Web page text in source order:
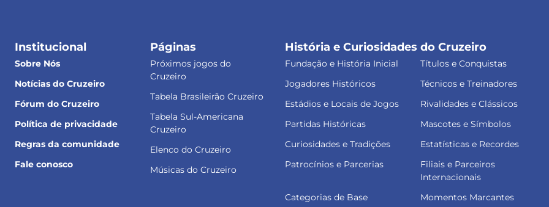
Institucional
Sobre Nós
Notícias do Cruzeiro
Fórum do Cruzeiro
Política de privacidade
Regras da comunidade
Fale conosco
Páginas
Próximos jogos do
Cruzeiro
Tabela Brasileirão Cruzeiro
Tabela Sul-Americana
Cruzeiro
Elenco do Cruzeiro
Músicas do Cruzeiro
História e Curiosidades do Cruzeiro
Fundação e História Inicial
Títulos e Conquistas
Jogadores Históricos
Técnicos e Treinadores
Estádios e Locais de Jogos
Rivalidades e Clássicos
Partidas Históricas
Mascotes e Símbolos
Curiosidades e Tradições
Estatísticas e Recordes
Patrocínios e Parcerias
Filiais e Parceiros
Internacionais
Categorias de Base
Momentos Marcantes